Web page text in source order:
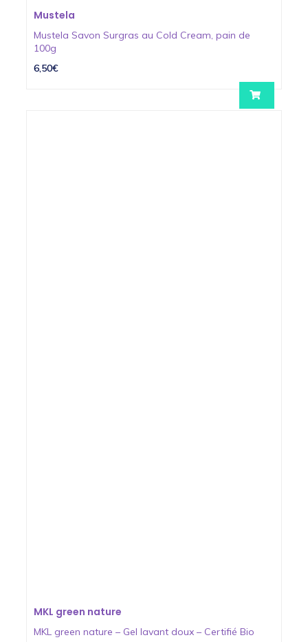
Mustela
Mustela Savon Surgras au Cold Cream, pain de
100g
6,50€
MKL green nature
MKL green nature – Gel lavant doux – Certifié Bio